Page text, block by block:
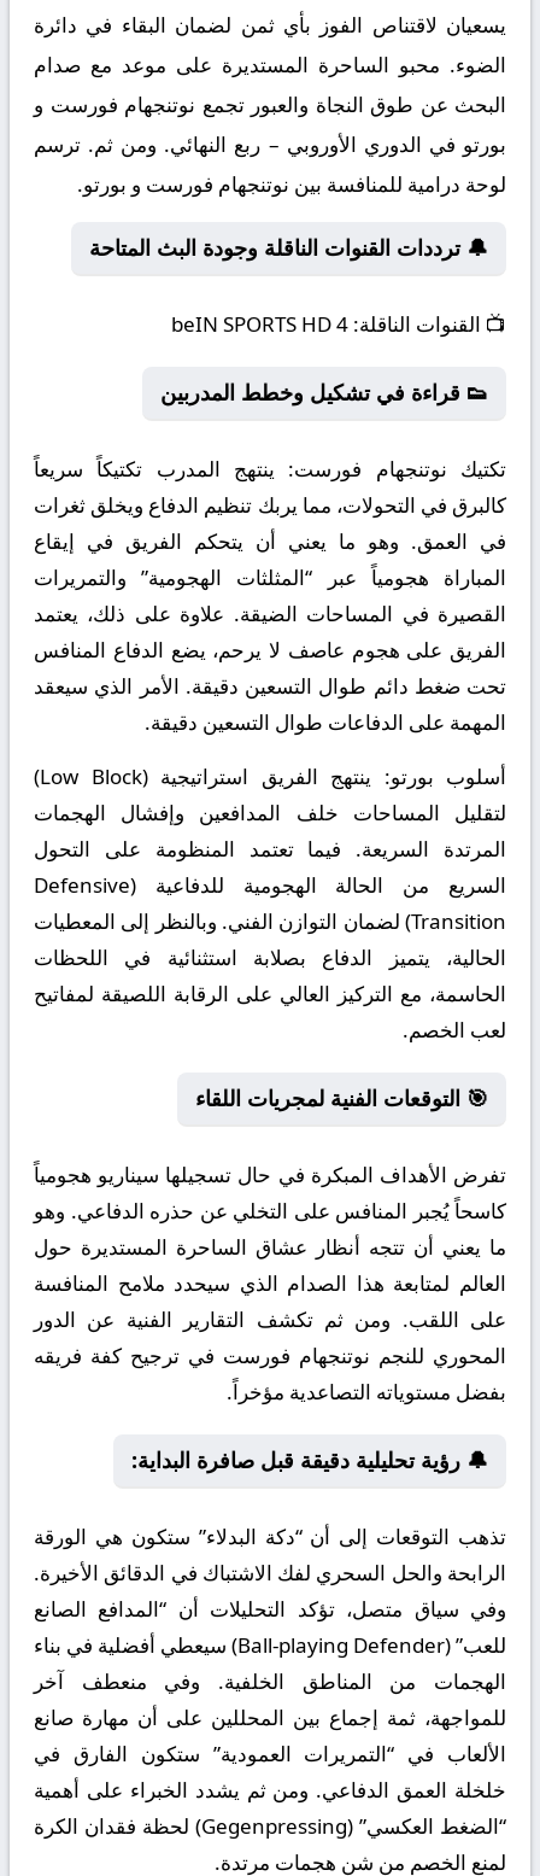
يسعيان لاقتناص الفوز بأي ثمن لضمان البقاء في دائرة
الضوء. محبو الساحرة المستديرة على موعد مع صدام
البحث عن طوق النجاة والعبور تجمع نوتنجهام فورست و
بورتو في الدوري الأوروبي – ربع النهائي. ومن ثم. ترسم
لوحة درامية للمنافسة بين نوتنجهام فورست و بورتو.
🔔 ترددات القنوات الناقلة وجودة البث المتاحة
📺 القنوات الناقلة:
👟 قراءة في تشكيل وخطط المدربين
تكتيك نوتنجهام فورست: ينتهج المدرب تكتيكاً سريعاً
كالبرق في التحولات، مما يربك تنظيم الدفاع ويخلق ثغرات
في العمق. وهو ما يعني أن يتحكم الفريق في إيقاع
المباراة هجومياً عبر “المثلثات الهجومية” والتمريرات
القصيرة في المساحات الضيقة. علاوة على ذلك، يعتمد
الفريق على هجوم عاصف لا يرحم، يضع الدفاع المنافس
تحت ضغط دائم طوال التسعين دقيقة. الأمر الذي سيعقد
المهمة على الدفاعات طوال التسعين دقيقة.
أسلوب بورتو:
ينتهج الفريق استراتيجية (Low Block)
لتقليل المساحات خلف المدافعين وإفشال الهجمات
المرتدة السريعة. فيما تعتمد المنظومة على التحول
السريع من الحالة الهجومية للدفاعية (Defensive
Transition) لضمان التوازن الفني. وبالنظر إلى المعطيات
الحالية، يتميز الدفاع بصلابة استثنائية في اللحظات
الحاسمة، مع التركيز العالي على الرقابة اللصيقة لمفاتيح
لعب الخصم.
🎯 التوقعات الفنية لمجريات اللقاء
تفرض الأهداف المبكرة في حال تسجيلها سيناريو هجومياً
كاسحاً يُجبر المنافس على التخلي عن حذره الدفاعي. وهو
ما يعني أن تتجه أنظار عشاق الساحرة المستديرة حول
العالم لمتابعة هذا الصدام الذي سيحدد ملامح المنافسة
على اللقب. ومن ثم تكشف التقارير الفنية عن الدور
المحوري للنجم نوتنجهام فورست في ترجيح كفة فريقه
بفضل مستوياته التصاعدية مؤخراً.
🔔 رؤية تحليلية دقيقة قبل صافرة البداية:
تذهب التوقعات إلى أن “دكة البدلاء” ستكون هي الورقة
الرابحة والحل السحري لفك الاشتباك في الدقائق الأخيرة.
وفي سياق متصل، تؤكد التحليلات أن “المدافع الصانع
للعب” (Ball-playing Defender) سيعطي أفضلية في بناء
الهجمات من المناطق الخلفية. وفي منعطف آخر
للمواجهة، ثمة إجماع بين المحللين على أن مهارة صانع
الألعاب في “التمريرات العمودية” ستكون الفارق في
خلخلة العمق الدفاعي. ومن ثم يشدد الخبراء على أهمية
“الضغط العكسي” (Gegenpressing) لحظة فقدان الكرة
لمنع الخصم من شن هجمات مرتدة.